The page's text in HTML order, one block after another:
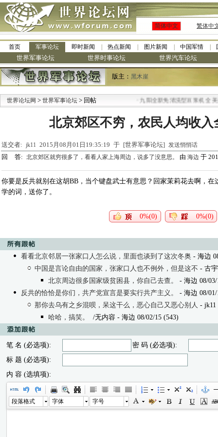
简体中文 繁体中
首页 军事论坛 即时新闻 热点新闻 图片新闻 中国军情
世界军事论坛 世界时事论坛 世界汽车论坛
版主： 黑木崖
世界论坛网 > 世界军事论坛 > 回帖 九阳全新免清洗型豆浆机 全美最
北京郊区不穷，农民人均收入
送交者: jk11 2015月08月01日19:35:19 于 [世界军事论坛] 发送悄悄话
回 答: 北京郊区就穷很多了，看看人家上海周边，说多了没意思。 由 海边 于
你要是反共就别在这胡BB，当个键盘武士有意思？回家茉莉花去啊，在
学的词，送你了。
0%(0) 0%(0)
看看北京邻居一张家口人怎么说，里面也谈到了这次冬奥 - 海边
中国是言论自由的国家，张家口人也不例外，但是这不 - 古
北京周边很多国家级贫困县，你自己去查。
- 海边 08/
反共的恰恰是你们，共产党宣言是要实行共产主义。
- 海边 08/
那你去乌有之乡混呗，呆这干么，恶心自己又恶心别人 - jk11
哈哈，搞笑。
/无内容 - 海边 08/02/15 (543)
笔 名 (必选项):
密 码 (必选项):
标 题 (必选项):
内 容 (选填项):
段落格式 字体 字号